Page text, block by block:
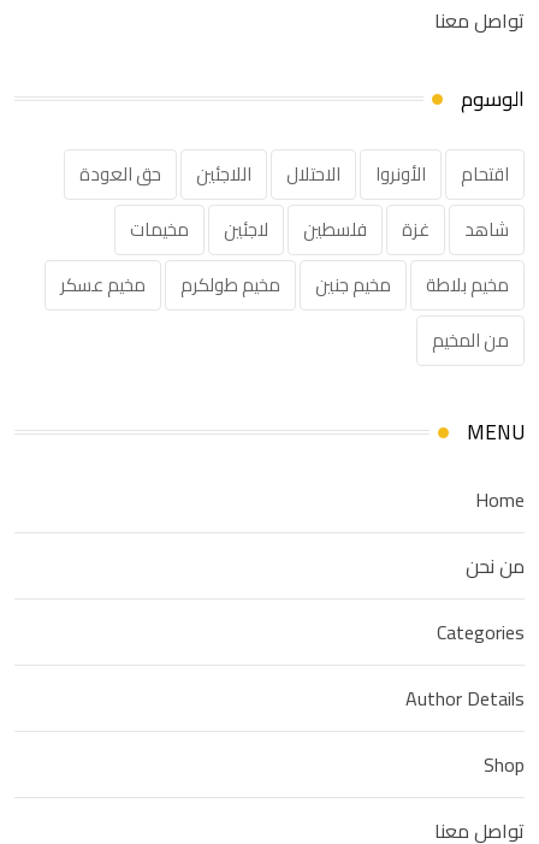
تواصل معنا
الوسوم
اقتحام الأونروا الاحتلال اللاجئين
حق العودة
شاهد
غزة فلسطين لاجئين
مخيمات
مخيم بلاطة
مخيم جنين مخيم طولكرم
مخيم عسكر
من المخيم
MENU
Home
من نحن
Categories
Author Details
Shop
تواصل معنا